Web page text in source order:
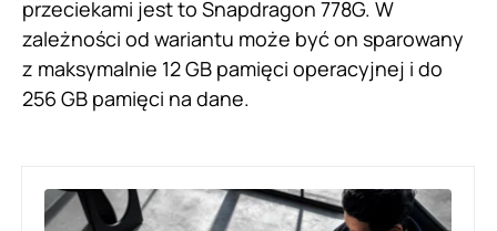
przeciekami jest to Snapdragon 778G. W
zależności od wariantu może być on sparowany
z maksymalnie 12 GB pamięci operacyjnej i do
256 GB pamięci na dane.